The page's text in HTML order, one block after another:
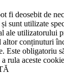
fi deosebit de
sunt utilizate
ale utilizatorului
conținuturi
Este obligatoriu
rula aceste